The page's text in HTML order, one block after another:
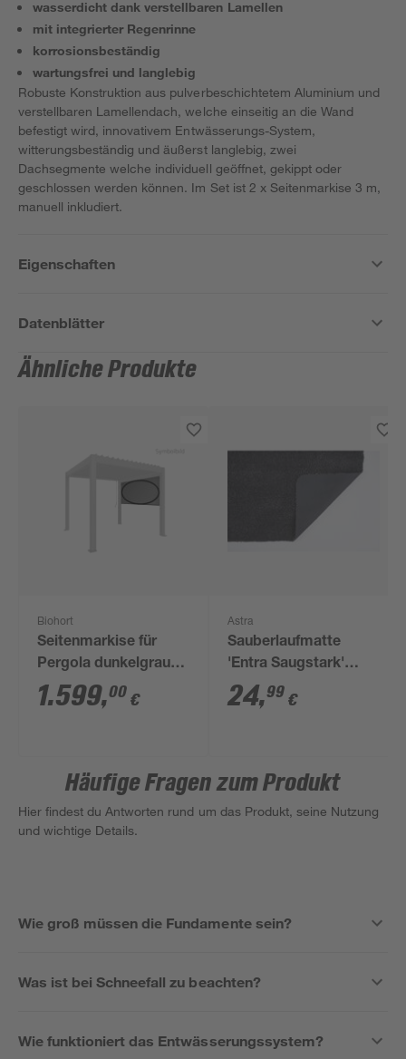
wasserdicht dank verstellbaren Lamellen
mit integrierter Regenrinne
korrosionsbeständig
wartungsfrei und langlebig
Robuste Konstruktion aus pulverbeschichtetem Aluminium und
verstellbaren Lamellendach, welche einseitig an die Wand
befestigt wird, innovativem Entwässerungs-System,
witterungsbeständig und äußerst langlebig, zwei
Dachsegmente welche individuell geöffnet, gekippt oder
geschlossen werden können. Im Set ist 2 x Seitenmarkise 3 m,
manuell inkludiert.
Eigenschaften
Datenblätter
Ähnliche Produkte
Biohort
Seitenmarkise für
Pergola dunkelgrau
364 x 235 cm
1.599,00 €
Astra
Sauberlaufmatte
'Entra Saugstark'
schwarz 60 x 75 cm
24,99 €
Häufige Fragen zum Produkt
Hier findest du Antworten rund um das Produkt, seine Nutzung
und wichtige Details.
Wie groß müssen die Fundamente sein?
Was ist bei Schneefall zu beachten?
Wie funktioniert das Entwässerungssystem?